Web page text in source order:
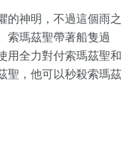
的神明，不過這個雨之
索瑪茲聖帶著船隻過
用全力對付索瑪茲聖和
聖，他可以秒殺索瑪茲